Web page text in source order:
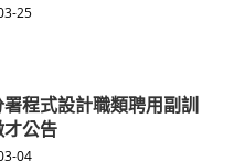
25
程式設計職類聘用副訓
公告
04